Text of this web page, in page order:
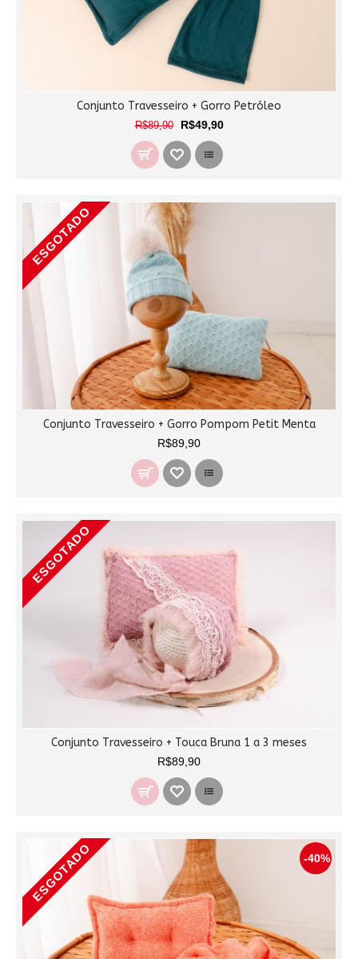
Conjunto Travesseiro + Gorro Petróleo
R$89,90 R$49,90
ESGOTADO
Conjunto Travesseiro + Gorro Pompom Petit Menta
R$89,90
ESGOTADO
Conjunto Travesseiro + Touca Bruna 1 a 3 meses
R$89,90
-40%
ESGOTADO